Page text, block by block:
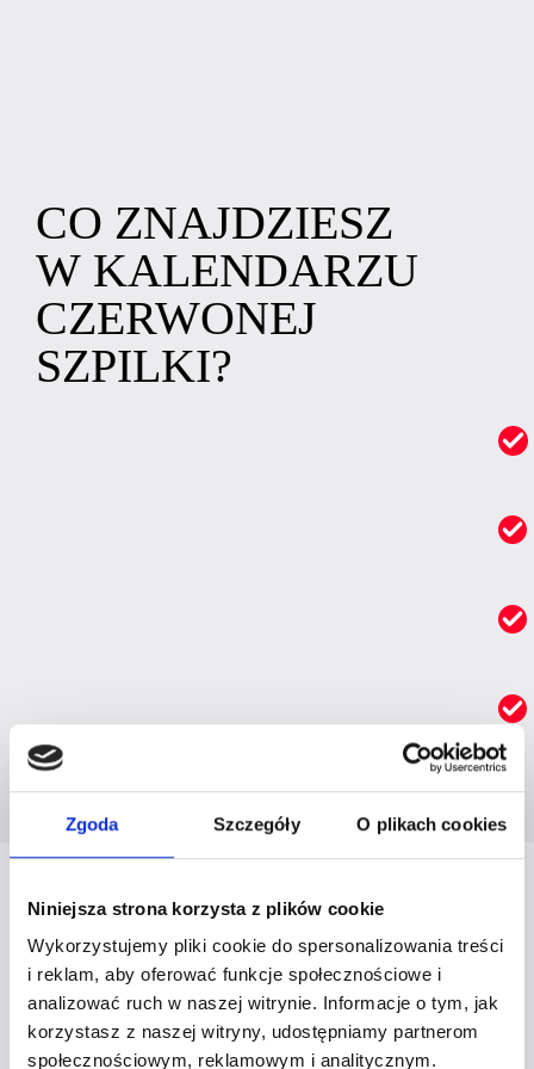
Zgoda Szczegóły O plikach cookies
Niniejsza strona korzysta z plików cookie
Wykorzystujemy pliki cookie do spersonalizowania treści
i reklam, aby oferować funkcje społecznościowe i
analizować ruch w naszej witrynie. Informacje o tym, jak
korzystasz z naszej witryny, udostępniamy partnerom
społecznościowym, reklamowym i analitycznym.
CO ZNAJDZIESZ
W KALENDARZU
CZERWONEJ
SZPILKI?
To struktura, ale w środku czeka na Ciebie
MOC i energia. Z każdego z tych wydarzeń
możesz wyjść z nową decyzją i wyczekiwaną
odpowiedzią.